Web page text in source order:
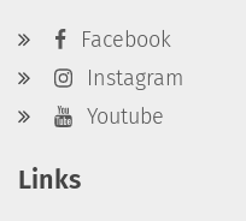
Facebook
Instagram
Youtube
Links